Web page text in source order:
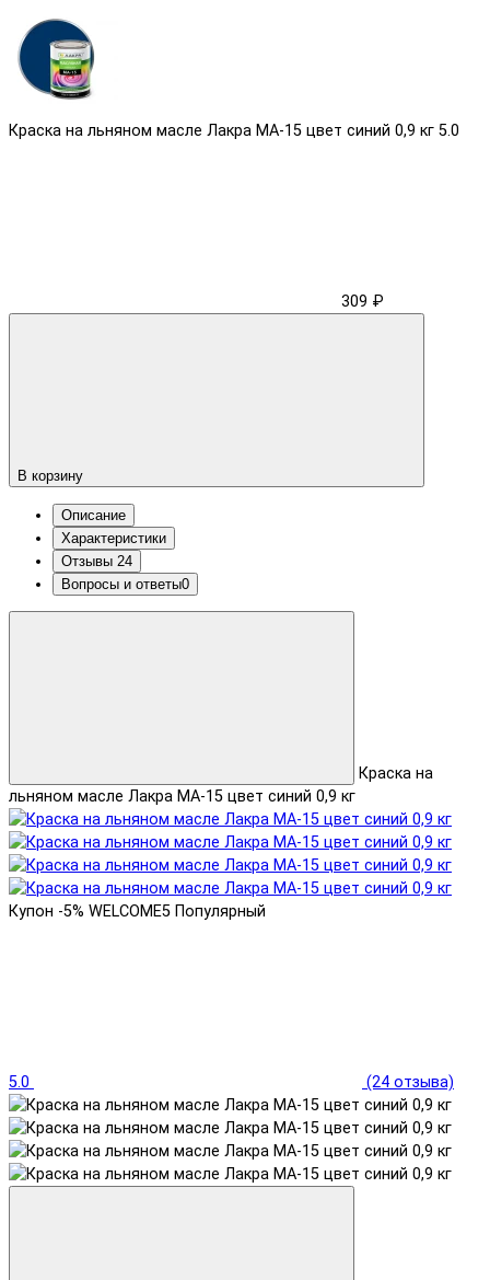
Краска на льняном масле Лакра МА-15 цвет синий 0,9 кг 5.0
309 ₽
В корзину
Описание
Характеристики
Отзывы 24
Вопросы и ответы0
Краска на
льняном масле Лакра МА-15 цвет синий 0,9 кг
Купон -5% WELCOME5 Популярный
5.0 (24 отзыва)